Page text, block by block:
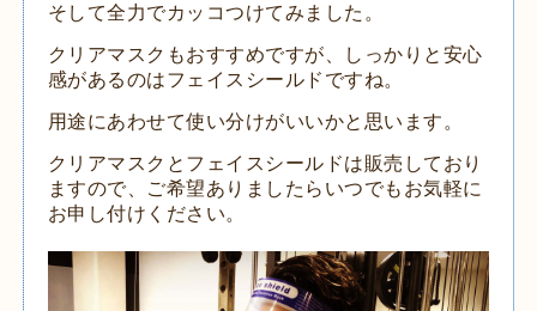
そして全力でカッコつけてみました。
クリアマスクもおすすめですが、しっかりと安心
感があるのはフェイスシールドですね。
用途にあわせて使い分けがいいかと思います。
クリアマスクとフェイスシールドは販売しており
ますので、ご希望ありましたらいつでもお気軽に
お申し付けください。